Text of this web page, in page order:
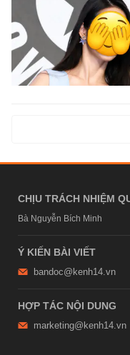
CHỊU TRÁCH NHIỆM
Bà Nguyễn Bích Minh
Ý KIẾN BÀI VIẾT
bandoc@kenh14.vn
HỢP TÁC NỘI DUNG
marketing@kenh14.vn